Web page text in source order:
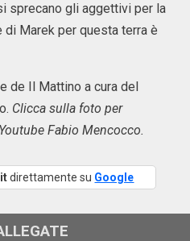
sprecano gli aggettivi per la
di Marek per questa terra è
de Il Mattino a cura del
Clicca sulla foto per
Fabio Mencocco.
direttamente su Google